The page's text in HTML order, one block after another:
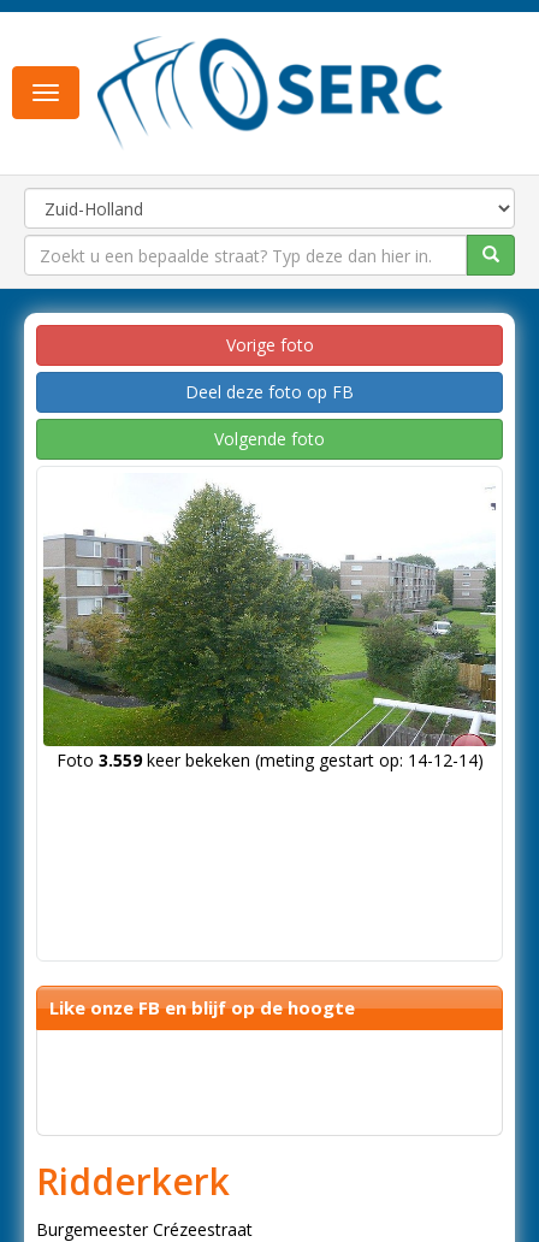
Toggle
navigation
Vorige foto
Deel deze foto op FB
Volgende foto
Foto 3.559keer bekeken (meting gestart op: 14-12-14)
Like onze FB en blijf op de hoogte
Ridderkerk
Burgemeester Crézeestraat